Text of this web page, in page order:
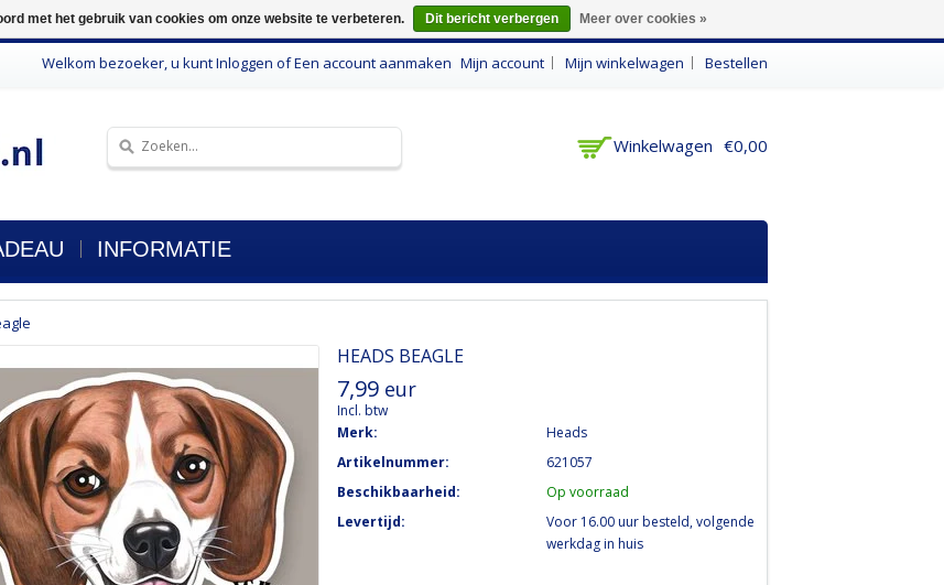
Welkom bezoeker, u kuntInloggen ofEen account aanmaken Mijn account Mijn winkelwagen Bestellen
Winkelwagen €0,00
INFORMATIE
HEADS BEAGLE
7,99 eur
Incl. btw
Merk:
Heads
Artikelnummer:
621057
Beschikbaarheid:
Op voorraad
Levertijd:
Voor 16.00 uur besteld, volgende
werkdag in huis
met het gebruik van cookies om onze website te verbeteren. Dit bericht verbergen Meer over cookies »